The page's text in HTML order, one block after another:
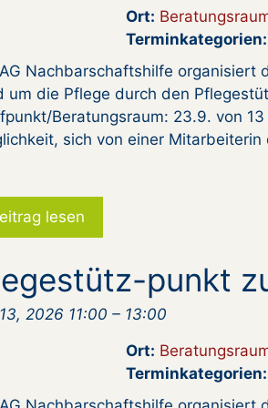
Ort:
Terminkategorien:
Nachbarschaftshilfe organisiert
um die Pflege durch den
Beratungsraum: 23.9. von 13
sich von einer
lesen
punkt
2026 11:00 – 13:00
Ort:
Terminkategorien: